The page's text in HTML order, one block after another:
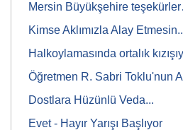
Mersin Büyükşehire
Kimse Aklımızla Alay
Halkoylamasında ortalık
Öğretmen R. Sabri Toklu'nun
Dostlara Hüzünlü Veda...
Evet - Hayır Yarışı Başlıyor